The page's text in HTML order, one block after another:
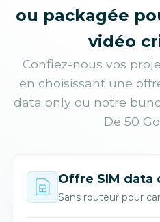
à risque.
Solution : flux vidéo
vers le centre de
pour la confidentialité
ou packagée
vidéo
Confiez-nous vos
en choisissant une
data only ou notre
De 50
Offre SIM data
Sans routeur pour